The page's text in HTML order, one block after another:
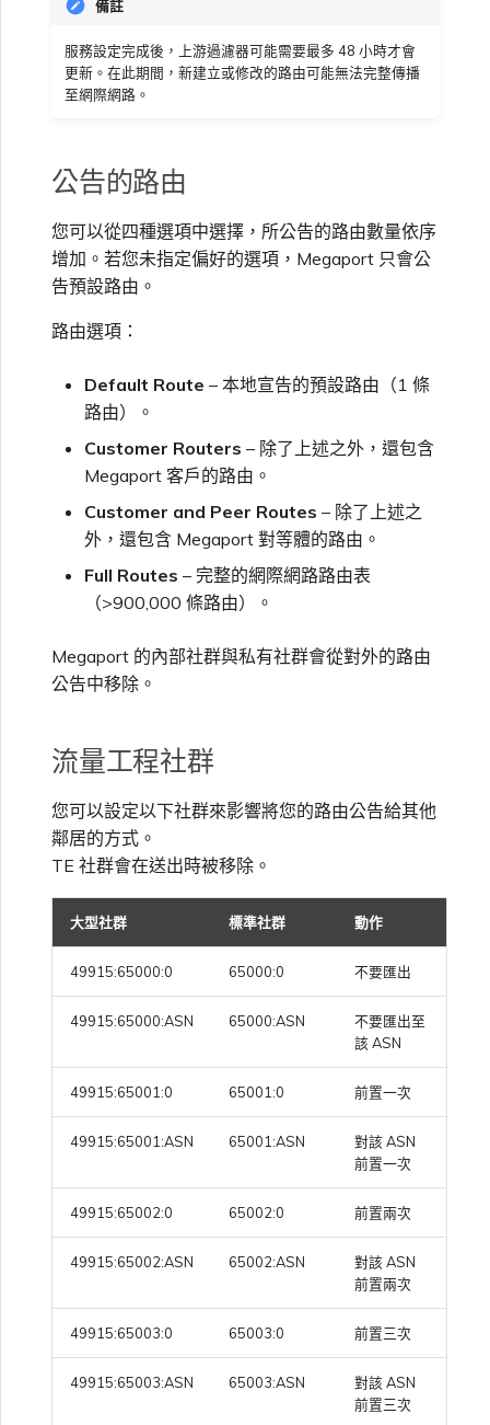
備註
服務設定完成後，上游過濾器可能需要最多 48 小時才會
更新。在此期間，新建立或修改的路由可能無法完整傳播
至網際網路。
公告的路由
您可以從四種選項中選擇，所公告的路由數量依序
增加。若您未指定偏好的選項，Megaport 只會公
告預設路由。
路由選項：
Default Route – 本地宣告的預設路由（1 條
路由）。
Customer Routers – 除了上述之外，還包含
Megaport 客戶的路由。
Customer and Peer Routes – 除了上述之
外，還包含 Megaport 對等體的路由。
Full Routes – 完整的網際網路路由表
（>900,000 條路由）。
Megaport 的內部社群與私有社群會從對外的路由
公告中移除。
流量工程社群
您可以設定以下社群來影響將您的路由公告給其他
鄰居的方式。
TE 社群會在送出時被移除。
大型社群 標準社群 動作
49915:65000:0 65000:0 不要匯出
49915:65000:ASN 65000:ASN
不要匯出至
該 ASN
49915:65001:0 65001:0 前置一次
49915:65001:ASN 65001:ASN
對該 ASN
前置一次
49915:65002:0 65002:0 前置兩次
49915:65002:ASN 65002:ASN
對該 ASN
前置兩次
49915:65003:0 65003:0 前置三次
49915:65003:ASN 65003:ASN
對該 ASN
前置三次